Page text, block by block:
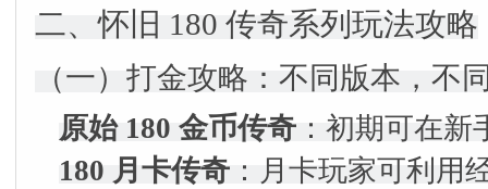
二、怀旧 180 传奇系列玩法攻略
（一）打金攻略：不同版本，不
原始 180 金币传奇 ：初期可在
180 月卡传奇 ：月卡玩家可利